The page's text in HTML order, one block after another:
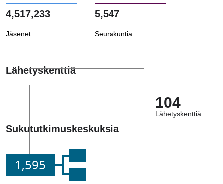
4,517,233
Jäsenet
5,547
Seurakuntia
Lähetyskenttiä
104
Lähetyskenttiä
Sukututkimuskeskuksia
1,595